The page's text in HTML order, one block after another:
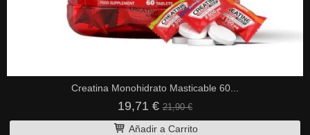
Creatina Monohidrato Masticable 60...
19,71 € 21,90 €
Añadir a Carrito